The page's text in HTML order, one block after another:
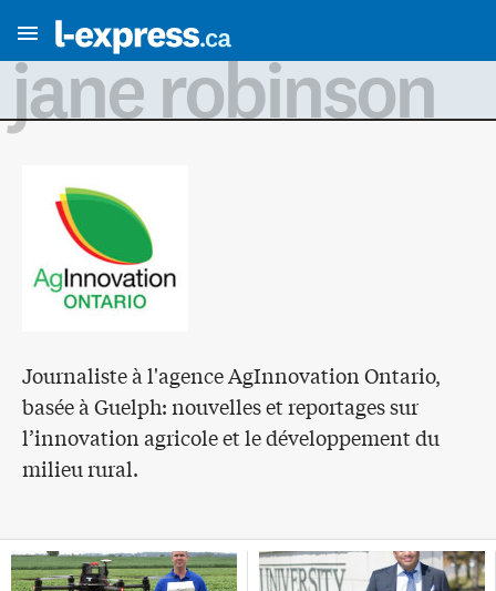
jane robinson
Journaliste à l'agence AgInnovation Ontario,
basée à Guelph: nouvelles et reportages sur
l’innovation agricole et le développement du
milieu rural.